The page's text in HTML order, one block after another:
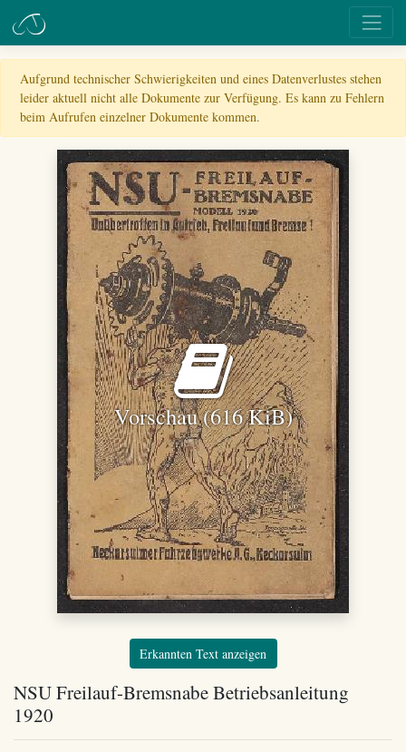
Aufgrund technischer Schwierigkeiten und eines Datenverlustes stehen
leider aktuell nicht alle Dokumente zur Verfügung. Es kann zu Fehlern
beim Aufrufen einzelner Dokumente kommen.
Vorschau (616 KiB)
Erkannten Text anzeigen
NSU Freilauf-Bremsnabe Betriebsanleitung
1920